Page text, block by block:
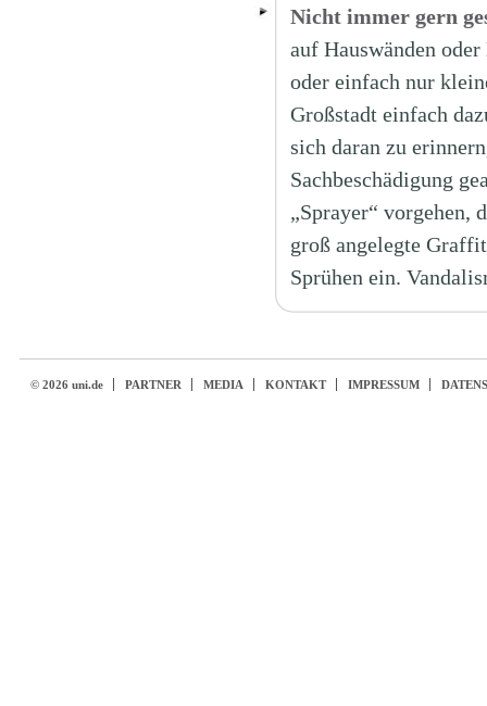
Nicht immer gern
auf Hauswänden
oder einfach nur
Großstadt einfach
sich daran zu
Sachbeschädigung
„Sprayer“ vorgehen,
groß angelegte
Sprühen ein.
© 2026 uni.de PARTNER MEDIA KONTAKT IMPRESSUM